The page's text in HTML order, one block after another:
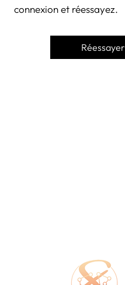
connexion et réessayez.
Réessayer